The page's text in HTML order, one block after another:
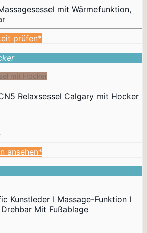
mit Wärmefunktion,
prüfen*
mit Hocker
Relaxsessel Calgary mit Hocker
ansehen*
Kunstleder I Massage-Funktion I
Mit Fußablage